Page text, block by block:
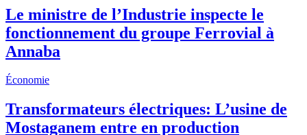
Le ministre de l’Industrie inspecte le
fonctionnement du groupe Ferrovial à
Annaba
Économie
Transformateurs électriques: L’usine de
Mostaganem entre en production